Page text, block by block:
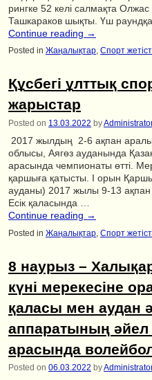
рингке 52 келі салмақта
Ташкараков шықты. Үш
Continue reading →
Posted in Жаңалықтар Спорт
Құсбегі ұлттық
жарыстар
Posted on 13.03.2022 by
2017 жылдың 2-6 ақпан
облысы, Аягөз ауданында
арасында чемпионаты өтті.
қаршыға қатысты. І орын
ауданы) 2017 жылы 9-13
Есік қаласында …
Continue reading →
Posted in Жаңалықтар Спорт
8 наурыз –
күні мерекесіне
қаласы мен аудан
аппаратының әйел
арасында
Posted on 06.03.2022 by